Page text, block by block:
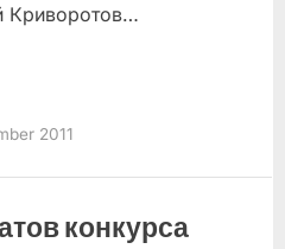
Криворотов…
2011
конкурса